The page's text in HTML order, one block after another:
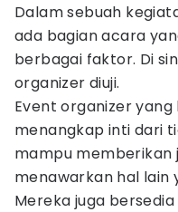
Dalam sebuah
ada bagian acara
berbagai faktor. Di
organizer diuji.
Event organizer
menangkap inti dari
mampu memberikan
menawarkan hal lain
Mereka juga